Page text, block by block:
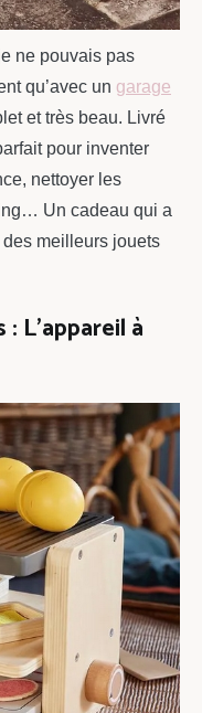
ne pouvais pas
qu’avec un garage
et très beau. Livré
pour inventer
nettoyer les
Un cadeau qui a
meilleurs jouets
L’appareil à